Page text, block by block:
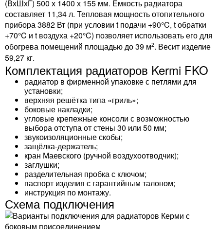
(ВхШхГ) 500 х 1400 х 155 мм. Ёмкость радиатора
составляет 11,34 л. Тепловая мощность отопительного
прибора 3882 Вт (при условии t подачи +90°C, t обратки
+70°C и t воздуха +20°C) позволяет использовать его для
обогрева помещений площадью до 39 м2. Весит изделие
59,27 кг.
Комплектация радиаторов Kermi FKO
радиатор в фирменной упаковке с петлями для
установки;
верхняя решётка типа «гриль»;
боковые накладки;
угловые крепежные консоли с возможностью
выбора отступа от стены 30 или 50 мм;
звукоизоляционные скобы;
защёлка-держатель;
кран Маевского (ручной воздухоотводчик);
заглушки;
разделительная пробка с ключом;
паспорт изделия с гарантийным талоном;
инструкция по монтажу.
Схема подключения